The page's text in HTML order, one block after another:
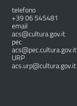
telefono
+39 06 545481
email
acs@cultura.gov.it
pec
acs@pec.cultura.gov.it
URP
acs.urp@cultura.gov.it